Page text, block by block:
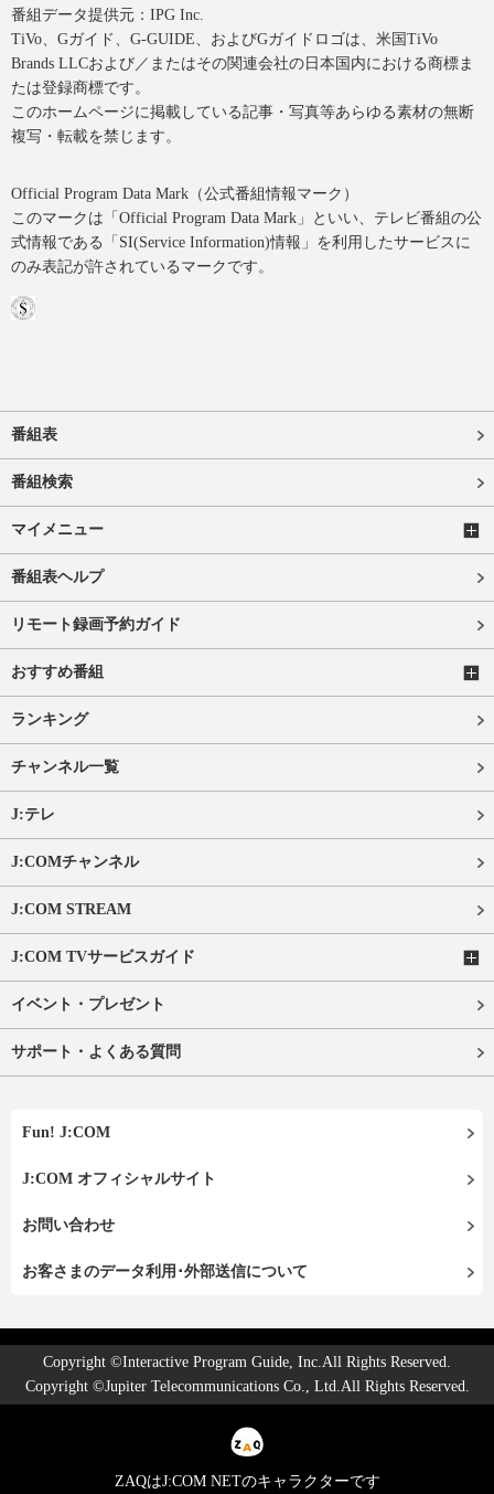
番組データ提供元：IPG Inc.
TiVo、Gガイド、G-GUIDE、およびGガイドロゴは、米国TiVo
Brands LLCおよび／またはその関連会社の日本国内における商標ま
たは登録商標です。
このホームページに掲載している記事・写真等あらゆる素材の無断
複写・転載を禁じます。
Official Program Data Mark（公式番組情報マーク）
このマークは「Official Program Data Mark」といい、テレビ番組の公
式情報である「SI(Service Information)情報」を利用したサービスに
のみ表記が許されているマークです。
番組表
番組検索
マイメニュー
番組表ヘルプ
リモート録画予約ガイド
おすすめ番組
ランキング
チャンネル一覧
J:テレ
J:COMチャンネル
J:COM STREAM
J:COM TVサービスガイド
イベント・プレゼント
サポート・よくある質問
Fun! J:COM
J:COM オフィシャルサイト
お問い合わせ
お客さまのデータ利用･外部送信について
Copyright ©Interactive Program Guide, Inc.All Rights Reserved.
Copyright ©Jupiter Telecommunications Co., Ltd.All Rights Reserved.
ZAQはJ:COM NETのキャラクターです